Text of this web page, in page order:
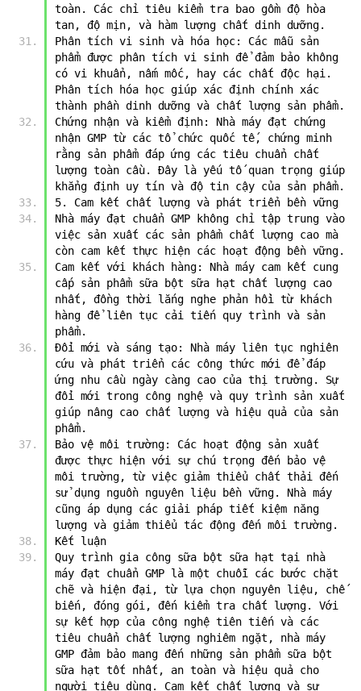
toàn. Các chỉ tiêu kiểm tra bao gồm độ hòa
tan, độ mịn, và hàm lượng chất dinh dưỡng.
Phân tích vi sinh và hóa học: Các mẫu sản
phẩm được phân tích vi sinh để đảm bảo không
có vi khuẩn, nấm mốc, hay các chất độc hại.
Phân tích hóa học giúp xác định chính xác
thành phần dinh dưỡng và chất lượng sản phẩm.
Chứng nhận và kiểm định: Nhà máy đạt chứng
nhận GMP từ các tổ chức quốc tế, chứng minh
rằng sản phẩm đáp ứng các tiêu chuẩn chất
lượng toàn cầu. Đây là yếu tố quan trọng giúp
khẳng định uy tín và độ tin cậy của sản phẩm.
5. Cam kết chất lượng và phát triển bền vững
Nhà máy đạt chuẩn GMP không chỉ tập trung vào
việc sản xuất các sản phẩm chất lượng cao mà
còn cam kết thực hiện các hoạt động bền vững.
Cam kết với khách hàng: Nhà máy cam kết cung
cấp sản phẩm sữa bột sữa hạt chất lượng cao
nhất, đồng thời lắng nghe phản hồi từ khách
hàng để liên tục cải tiến quy trình và sản
phẩm.
Đổi mới và sáng tạo: Nhà máy liên tục nghiên
cứu và phát triển các công thức mới để đáp
ứng nhu cầu ngày càng cao của thị trường. Sự
đổi mới trong công nghệ và quy trình sản xuất
giúp nâng cao chất lượng và hiệu quả của sản
phẩm.
Bảo vệ môi trường: Các hoạt động sản xuất
được thực hiện với sự chú trọng đến bảo vệ
môi trường, từ việc giảm thiểu chất thải đến
sử dụng nguồn nguyên liệu bền vững. Nhà máy
cũng áp dụng các giải pháp tiết kiệm năng
lượng và giảm thiểu tác động đến môi trường.
Kết luận
Quy trình gia công sữa bột sữa hạt tại nhà
máy đạt chuẩn GMP là một chuỗi các bước chặt
chẽ và hiện đại, từ lựa chọn nguyên liệu, chế
biến, đóng gói, đến kiểm tra chất lượng. Với
sự kết hợp của công nghệ tiên tiến và các
tiêu chuẩn chất lượng nghiêm ngặt, nhà máy
GMP đảm bảo mang đến những sản phẩm sữa bột
sữa hạt tốt nhất, an toàn và hiệu quả cho
người tiêu dùng. Cam kết chất lượng và sự